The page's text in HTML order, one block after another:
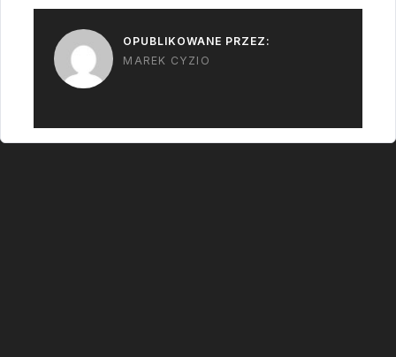
OPUBLIKOWANE PRZEZ:
MAREK CYZIO